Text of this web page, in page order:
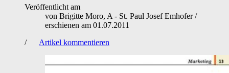
Veröffentlicht am
von Brigitte Moro, A - St. Paul Josef Emhofer/
erschienen am 01.07.2011
/
Artikel kommentieren